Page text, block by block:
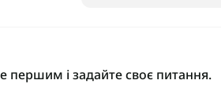
першим і задайте своє питання.